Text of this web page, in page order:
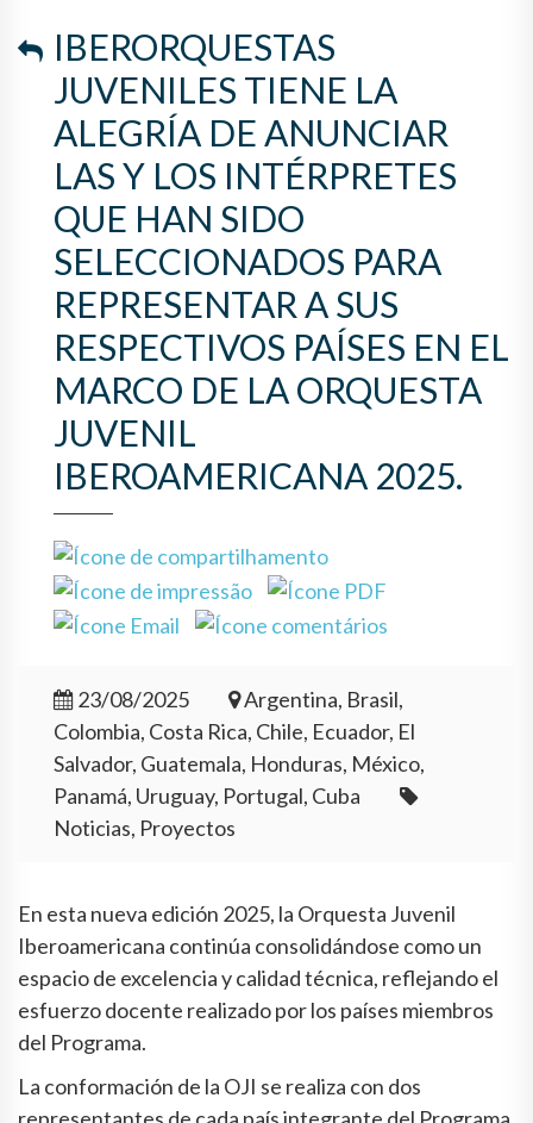
REPRESENTAR A SUS
RESPECTIVOS PAÍSES EN EL
MARCO DE LA ORQUESTA
JUVENIL IBEROAMERICANA
2025.
IBERORQUESTAS
JUVENILES TIENE LA
ALEGRÍA DE ANUNCIAR
LAS Y LOS INTÉRPRETES
QUE HAN SIDO
SELECCIONADOS PARA
REPRESENTAR A SUS
RESPECTIVOS PAÍSES EN EL
MARCO DE LA ORQUESTA
JUVENIL
IBEROAMERICANA 2025.
23/08/2025
Argentina, Brasil,
Colombia, Costa Rica, Chile, Ecuador, El
Salvador, Guatemala, Honduras, México,
Panamá, Uruguay, Portugal, Cuba
Noticias, Proyectos
En esta nueva edición 2025, la Orquesta Juvenil
Iberoamericana continúa consolidándose como un
espacio de excelencia y calidad técnica, reflejando el
esfuerzo docente realizado por los países miembros
del Programa.
La conformación de la OJI se realiza con dos